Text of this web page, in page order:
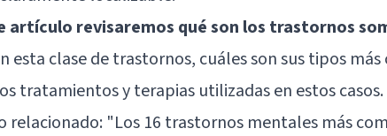
artículo revisaremos qué son los trastornos
esta clase de trastornos, cuáles son sus tipos
tratamientos y terapias utilizadas en estos casos.
relacionado: "Los 16 trastornos mentales más